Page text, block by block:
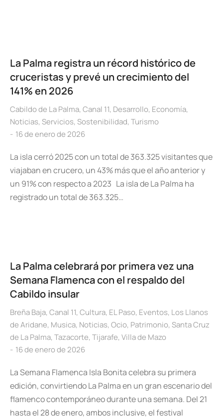
La Palma registra un récord histórico de
cruceristas y prevé un crecimiento del
141% en 2026
Cabildo de La Palma, Canal 11, Desarrollo, Economía,
Noticias, Servicios, Sostenibilidad, Turismo
16 de enero de 2026
La isla cerró 2025 con un total de 363.325 visitantes que
viajaban en crucero, un 43% más que el año anterior y
un 91% con respecto a 2023 La isla de La Palma ha
registrado un total de 363.325…
La Palma celebrará por primera vez una
Semana Flamenca con el respaldo del
Cabildo insular
Breña Baja, Canal 11, Cultura, EL Paso, Eventos, Los Llanos
de Aridane, Musica, Noticias, Ocio, Patrimonio, Santa Cruz
de La Palma, Tazacorte, Tijarafe, Villa de Mazo
16 de enero de 2026
La Semana Flamenca Isla Bonita celebra su primera
edición, convirtiendo La Palma en un gran escenario del
flamenco contemporáneo durante una semana. Del 21
hasta el 28 de enero, ambos inclusive, el festival